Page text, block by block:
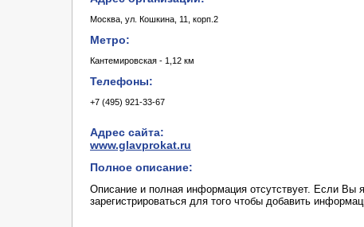
Москва, ул. Кошкина, 11, корп.2
Метро:
Кантемировская - 1,12 км
Телефоны:
+7 (495) 921-33-67
Адрес сайта:
www.glavprokat.ru
Полное описание:
Описание и полная информация отсутствует. Если Вы
зарегистрироваться для того чтобы добавить